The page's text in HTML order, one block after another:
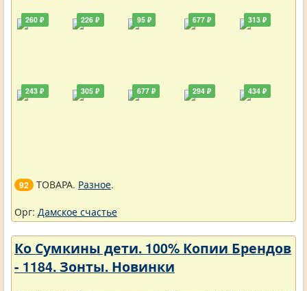
260 ₽
243 ₽
226 ₽
305 ₽
95 ₽
677 ₽
677 ₽
294 ₽
313 ₽
434 ₽
92 ТОВАРА. Разное.
Орг: Дамское счастье
Ко Сумкины дети. 100% Копии Брендов
- 1184. Зонты. Новинки